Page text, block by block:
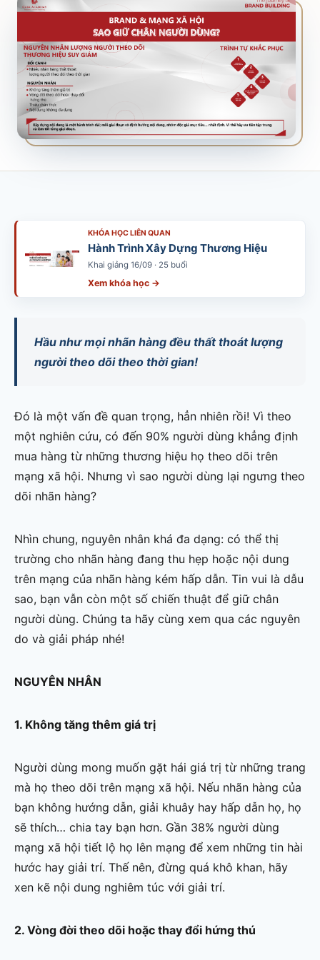
SALES & DISTRIBUTION
Modern Trade Key Account Management
Quản trị khách hàng trọng điểm kênh hiện đại
Design Winning Ecommerce Channel
Chiến lược kênh thương mại điện tử
Xem lịch khai giảng tất cả khóa học
KHÓA HỌC LIÊN QUAN
Hành Trình Xây Dựng Thương Hiệu
Khai giảng 16/09 · 25 buổi
Xem khóa học →
Hầu như mọi nhãn hàng đều thất thoát lượng
người theo dõi theo thời gian!
Đó là một vấn đề quan trọng, hẳn nhiên rồi! Vì theo
một nghiên cứu, có đến 90% người dùng khẳng định
mua hàng từ những thương hiệu họ theo dõi trên
mạng xã hội. Nhưng vì sao người dùng lại ngưng theo
dõi nhãn hàng?
Nhìn chung, nguyên nhân khá đa dạng: có thể thị
trường cho nhãn hàng đang thu hẹp hoặc nội dung
trên mạng của nhãn hàng kém hấp dẫn. Tin vui là dẫu
sao, bạn vẫn còn một số chiến thuật để giữ chân
người dùng. Chúng ta hãy cùng xem qua các nguyên
do và giải pháp nhé!
NGUYÊN NHÂN
1. Không tăng thêm giá trị
Người dùng mong muốn gặt hái giá trị từ những trang
mà họ theo dõi trên mạng xã hội. Nếu nhãn hàng của
bạn không hướng dẫn, giải khuây hay hấp dẫn họ, họ
sẽ thích… chia tay bạn hơn. Gần 38% người dùng
mạng xã hội tiết lộ họ lên mạng để xem những tin hài
hước hay giải trí. Thế nên, đừng quá khô khan, hãy
xen kẽ nội dung nghiêm túc với giải trí.
2. Vòng đời theo dõi hoặc thay đổi hứng thú